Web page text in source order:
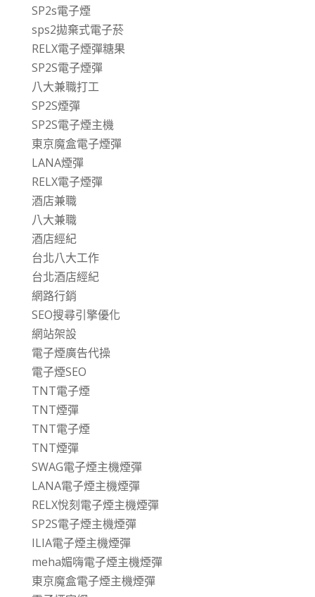
SP2s電子煙
sps2拋棄式電子菸
RELX電子煙彈糖果
SP2S電子煙彈
八大兼職打工
SP2S煙彈
SP2S電子煙主機
東京魔盒電子煙彈
LANA煙彈
RELX電子煙彈
酒店兼職
八大兼職
酒店經紀
台北八大工作
台北酒店經紀
網路行銷
SEO搜尋引擎優化
網站架設
電子煙廣告代操
電子煙SEO
TNT電子煙
TNT煙彈
TNT電子煙
TNT煙彈
SWAG電子煙主機煙彈
LANA電子煙主機煙彈
RELX悅刻電子煙主機煙彈
SP2S電子煙主機煙彈
ILIA電子煙主機煙彈
meha媚嗨電子煙主機煙彈
東京魔盒電子煙主機煙彈